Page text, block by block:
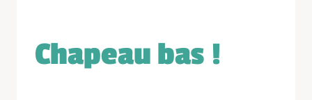
Chapeau bas !